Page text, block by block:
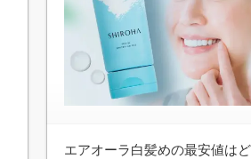
エアオーラ白髪めの最安値は